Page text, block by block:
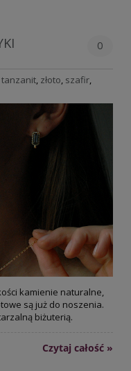
0
tanzanit, złoto, szafir,
kamienie naturalne,
są już do noszenia.
biżuterią.
Czytaj całość »